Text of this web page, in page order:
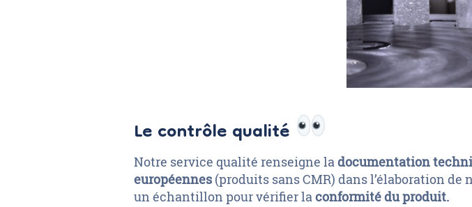
Le contrôle qualité
Notre service qualité renseigne la documentation
européennes (produits sans CMR) dans l’élaboration
un échantillon pour vérifier la conformité du produit.